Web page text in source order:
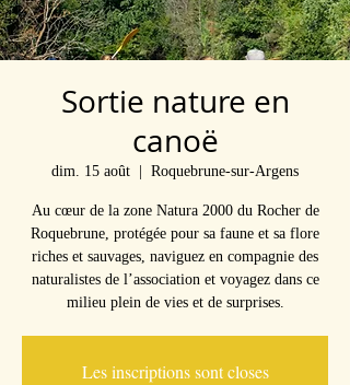
Sortie nature en
canoë
dim. 15 août Roquebrune-sur-Argens
Au cœur de la zone Natura 2000 du Rocher de
Roquebrune, protégée pour sa faune et sa flore
riches et sauvages, naviguez en compagnie des
naturalistes de l’association et voyagez dans ce
milieu plein de vies et de surprises.
Les inscriptions sont closes